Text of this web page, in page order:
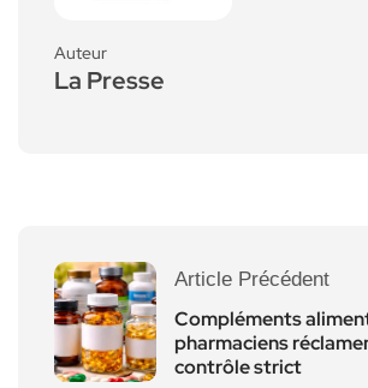
Auteur
La Presse
Article Précédent
Compléments
pharmaciens
contrôle strict